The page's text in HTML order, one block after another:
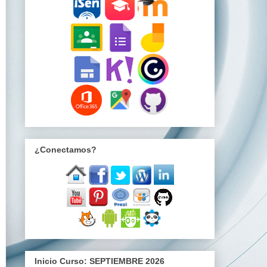
¿Conectamos?
Inicio Curso: SEPTIEMBRE 2026